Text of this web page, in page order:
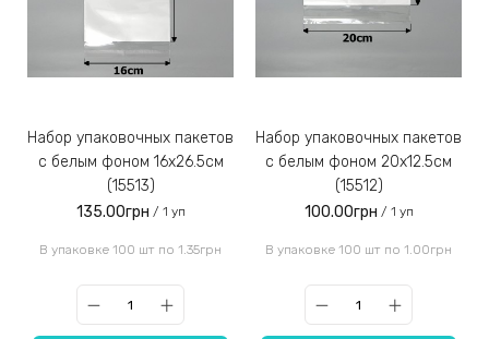
Набор упаковочных пакетов
с белым фоном 16х26.5см
(15513)
135.00грн / 1 уп
В упаковке 100 шт по 1.35грн
Набор упаковочных пакетов
с белым фоном 20x12.5см
(15512)
100.00грн / 1 уп
В упаковке 100 шт по 1.00грн